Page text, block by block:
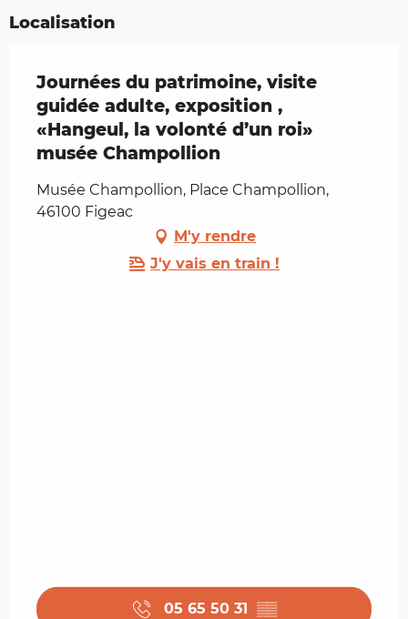
Localisation
Journées du patrimoine, visite
guidée adulte, exposition ,
«Hangeul, la volonté d’un roi»
musée Champollion
Musée Champollion, Place Champollion,
46100 Figeac
M'y rendre
J'y vais en train !
05 65 50 31 ▒▒